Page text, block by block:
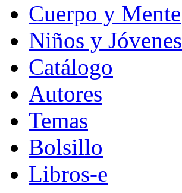
Cuerpo y Mente
Niños y Jóvenes
Catálogo
Autores
Temas
Bolsillo
Libros-e